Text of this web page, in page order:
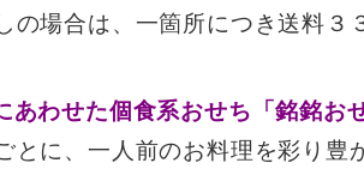
の場合は、一箇所につき送料３
わせた個食系おせち「銘銘おせ
に、一人前のお料理を彩り豊